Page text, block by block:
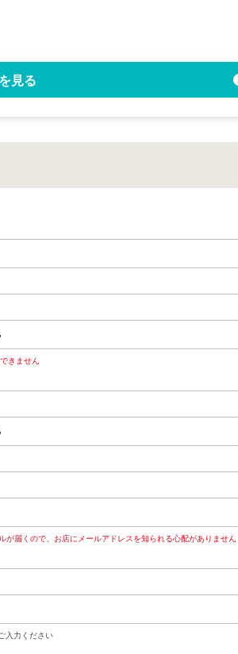
見る
きません
が届くので、お店にメールアドレスを知られる心配がありません
入力ください